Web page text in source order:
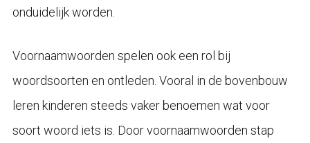
onduidelijk worden.
Voornaamwoorden spelen ook een rol bij
woordsoorten en ontleden. Vooral in de bovenbouw
leren kinderen steeds vaker benoemen wat voor
soort woord iets is. Door voornaamwoorden stap